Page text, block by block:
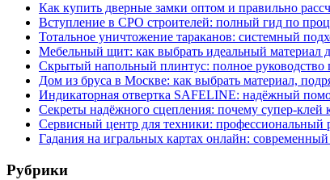
Как купить дверные замки оптом и правильно
Вступление в СРО строителей: полный гид по
Тотальное уничтожение тараканов: системный
Мебельный щит: как выбрать идеальный материал
Скрытый напольный плинтус: полное
Дом из бруса в Москве: как выбрать материал,
Индикаторная отвертка SAFELINE: надёжный
Секреты надёжного сцепления: почему супер‑клей
Сервисный центр для техники: профессиональный
Гадания на игральных картах онлайн:
Рубрики